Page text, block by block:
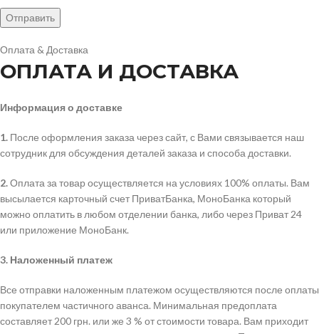
Оплата & Доставка
ОПЛАТА И ДОСТАВКА
Информация о доставке
1. После оформления заказа через сайт, с Вами связывается наш
сотрудник для обсуждения деталей заказа и способа доставки.
2.Оплата за товар осуществляется на условиях 100% оплаты. Вам
высылается карточный счет ПриватБанка, МоноБанка который
можно оплатить в любом отделении банка, либо через Приват 24
или приложение МоноБанк.
3. Наложенный платеж
Все отправки наложенным платежом осуществляются после оплаты
покупателем частичного аванса. Минимальная предоплата
составляет 200 грн. или же 3 % от стоимости товара. Вам приходит